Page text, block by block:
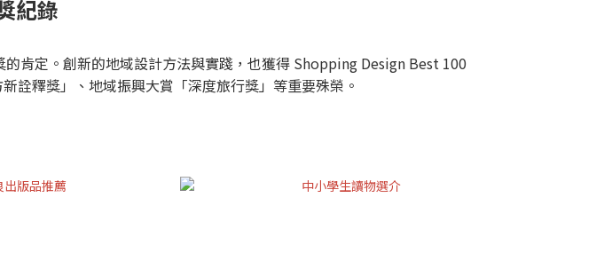
紀錄
肯定。創新的地域設計方法與實踐，也獲得 Shopping Design Best 100
詮釋獎」、地域振興大賞「深度旅行獎」等重要殊榮。